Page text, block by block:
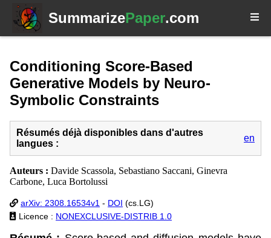
SummarizePaper.com
Conditioning Score-Based
Generative Models by Neuro-
Symbolic Constraints
Résumés déjà disponibles dans d'autres
langues :
en
Auteurs : Davide Scassola, Sebastiano Saccani, Ginevra
Carbone, Luca Bortolussi
arXiv: 2308.16534v1 - DOI (cs.LG)
Licence : NONEXCLUSIVE-DISTRIB 1.0